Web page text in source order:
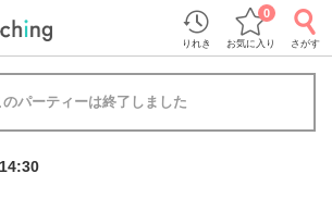
りれき お気に入り
0
さがす
のパーティーは終了しました